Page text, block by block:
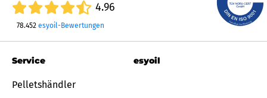
4.96
78.452 esyoil-Bewertungen
Service
Pelletshändler
esyoil